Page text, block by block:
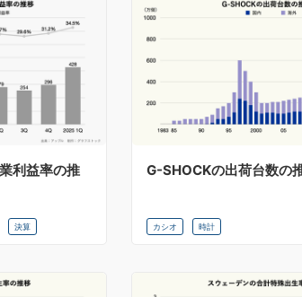
利益率の推
決算
G-SHOCKの出荷台数の
カシオ 時計